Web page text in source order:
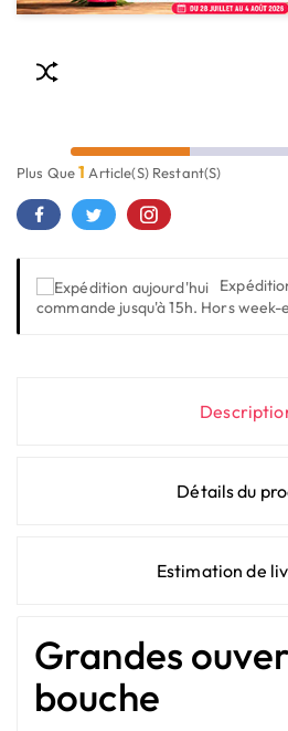
Plus Que1 Article(s) Restant(s)
commande jusqu'à 15h. Hors
Détails du
Estimation de
Grandes
bouche